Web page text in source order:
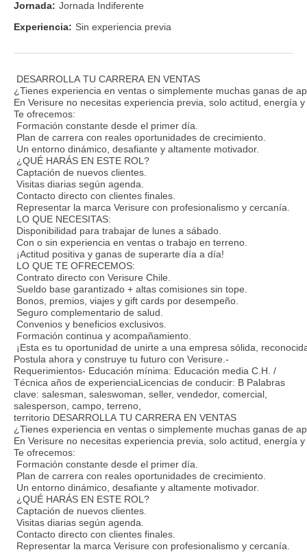
Jornada: Jornada Indiferente
Experiencia: Sin experiencia previa
DESARROLLA TU CARRERA EN VENTAS
¿Tienes experiencia en ventas o simplemente muchas ganas de
En Verisure no necesitas experiencia previa, solo actitud, energía
Te ofrecemos:
Formación constante desde el primer día.
Plan de carrera con reales oportunidades de crecimiento.
Un entorno dinámico, desafiante y altamente motivador.
¿QUÉ HARÁS EN ESTE ROL?
Captación de nuevos clientes.
Visitas diarias según agenda.
Contacto directo con clientes finales.
Representar la marca Verisure con profesionalismo y cercanía.
LO QUE NECESITAS:
Disponibilidad para trabajar de lunes a sábado.
Con o sin experiencia en ventas o trabajo en terreno.
¡Actitud positiva y ganas de superarte día a día!
LO QUE TE OFRECEMOS:
Contrato directo con Verisure Chile.
Sueldo base garantizado + altas comisiones sin tope.
Bonos, premios, viajes y gift cards por desempeño.
Seguro complementario de salud.
Convenios y beneficios exclusivos.
Formación continua y acompañamiento.
¡Esta es tu oportunidad de unirte a una empresa sólida,
Postula ahora y construye tu futuro con Verisure.-
Requerimientos- Educación mínima: Educación media C.H. /
Técnica años de experienciaLicencias de conducir: B Palabras
clave: salesman, saleswoman, seller, vendedor, comercial,
salesperson, campo, terreno,
territorio DESARROLLA TU CARRERA EN VENTAS
¿Tienes experiencia en ventas o simplemente muchas ganas de
En Verisure no necesitas experiencia previa, solo actitud, energía
Te ofrecemos:
Formación constante desde el primer día.
Plan de carrera con reales oportunidades de crecimiento.
Un entorno dinámico, desafiante y altamente motivador.
¿QUÉ HARÁS EN ESTE ROL?
Captación de nuevos clientes.
Visitas diarias según agenda.
Contacto directo con clientes finales.
Representar la marca Verisure con profesionalismo y cercanía.